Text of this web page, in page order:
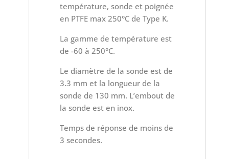
température, sonde et poignée
en PTFE max 250°C de Type K.
La gamme de température est
de -60 à 250°C.
Le diamètre de la sonde est de
3.3 mm et la longueur de la
sonde de 130 mm. L’embout de
la sonde est en inox.
Temps de réponse de moins de
3 secondes.